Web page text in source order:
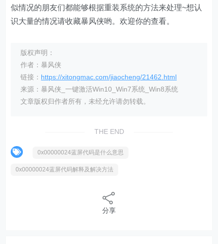
似情况的朋友们都能够根据重装系统的方法来处理~想认
识大量的情况请收藏暴风侠哟。欢迎你的查看。
版权声明：
作者：暴风侠
链接： https://xitongmac.com/jiaocheng/21462.html
来源：暴风侠_一键激活Win10_Win7系统_Win8系统
文章版权归作者所有，未经允许请勿转载。
THE END
0x00000024蓝屏代码是什么意思
0x00000024蓝屏代码解释及解决方法
分享